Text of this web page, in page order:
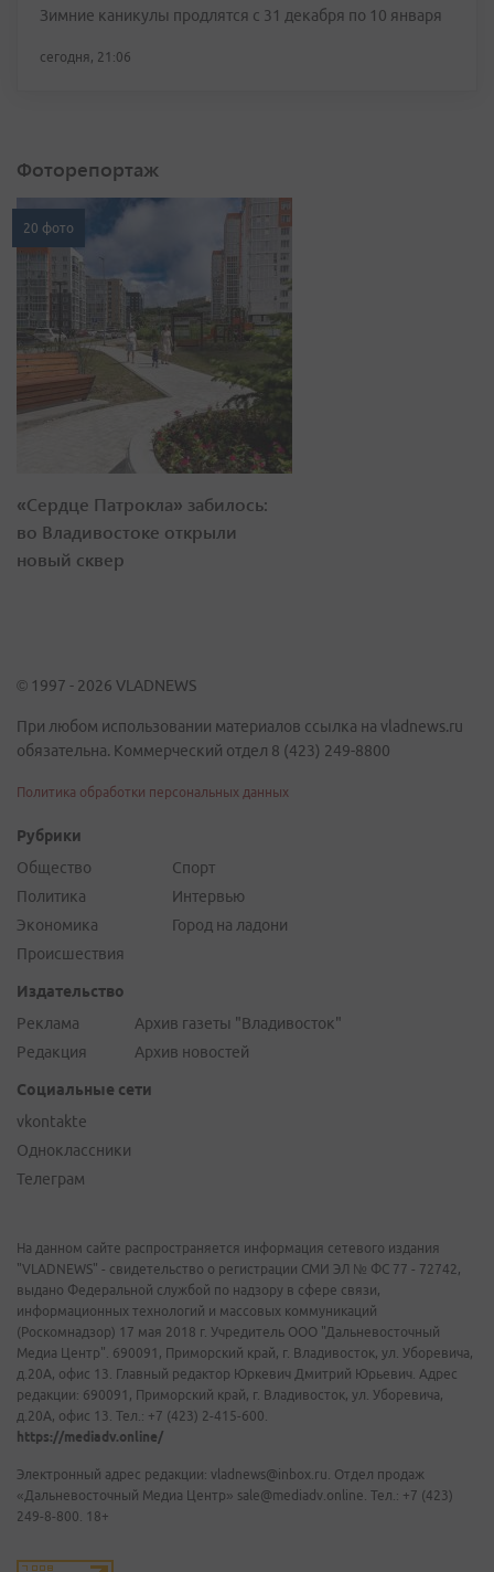
Зимние каникулы продлятся с 31 декабря по 10 января
сегодня, 21:06
Фоторепортаж
20 фото
«Сердце Патрокла» забилось:
во Владивостоке открыли
новый сквер
© 1997 - 2026 VLADNEWS
При любом использовании материалов ссылка на vladnews.ru
обязательна. Коммерческий отдел 8 (423) 249-8800
Политика обработки персональных данных
Рубрики
Общество
Политика
Экономика
Происшествия
Спорт
Интервью
Город на ладони
Издательство
Реклама
Редакция
Архив газеты "Владивосток"
Архив новостей
Социальные сети
vkontakte
Одноклассники
Телеграм
На данном сайте распространяется информация сетевого издания
"VLADNEWS" - свидетельство о регистрации СМИ ЭЛ № ФС 77 - 72742,
выдано Федеральной службой по надзору в сфере связи,
информационных технологий и массовых коммуникаций
(Роскомнадзор) 17 мая 2018 г. Учредитель ООО "Дальневосточный
Медиа Центр". 690091, Приморский край, г. Владивосток, ул. Уборевича,
д.20А, офис 13. Главный редактор Юркевич Дмитрий Юрьевич. Адрес
редакции: 690091, Приморский край, г. Владивосток, ул. Уборевича,
д.20А, офис 13. Тел.: +7 (423) 2-415-600.
https://mediadv.online/
Электронный адрес редакции: vladnews@inbox.ru. Отдел продаж
«Дальневосточный Медиа Центр» sale@mediadv.online. Тел.: +7 (423)
249-8-800. 18+